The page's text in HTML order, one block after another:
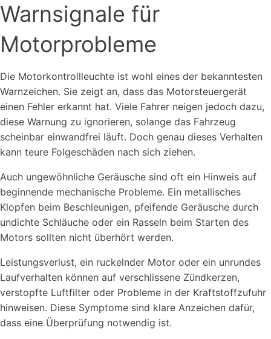
Warnsignale für
Motorprobleme
Die Motorkontrollleuchte ist wohl eines der bekanntesten
Warnzeichen. Sie zeigt an, dass das Motorsteuergerät
einen Fehler erkannt hat. Viele Fahrer neigen jedoch dazu,
diese Warnung zu ignorieren, solange das Fahrzeug
scheinbar einwandfrei läuft. Doch genau dieses Verhalten
kann teure Folgeschäden nach sich ziehen.
Auch ungewöhnliche Geräusche sind oft ein Hinweis auf
beginnende mechanische Probleme. Ein metallisches
Klopfen beim Beschleunigen, pfeifende Geräusche durch
undichte Schläuche oder ein Rasseln beim Starten des
Motors sollten nicht überhört werden.
Leistungsverlust, ein ruckelnder Motor oder ein unrundes
Laufverhalten können auf verschlissene Zündkerzen,
verstopfte Luftfilter oder Probleme in der Kraftstoffzufuhr
hinweisen. Diese Symptome sind klare Anzeichen dafür,
dass eine Überprüfung notwendig ist.